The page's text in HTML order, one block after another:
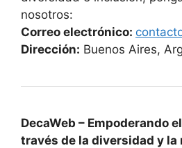
nosotros:
Correo electrónico:
Dirección: Buenos Aires,
DecaWeb – Empoderando
través de la diversidad y la